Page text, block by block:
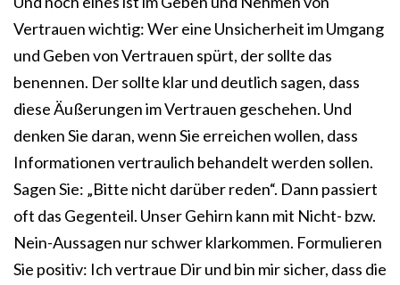
Vertrauen wichtig: Wer eine Unsicherheit im Umgang
und Geben von Vertrauen spürt, der sollte das
benennen. Der sollte klar und deutlich sagen, dass
diese Äußerungen im Vertrauen geschehen. Und
denken Sie daran, wenn Sie erreichen wollen, dass
Informationen vertraulich behandelt werden sollen.
Sagen Sie: „Bitte nicht darüber reden“. Dann passiert
oft das Gegenteil. Unser Gehirn kann mit Nicht- bzw.
Nein-Aussagen nur schwer klarkommen. Formulieren
Sie positiv: Ich vertraue Dir und bin mir sicher, dass die